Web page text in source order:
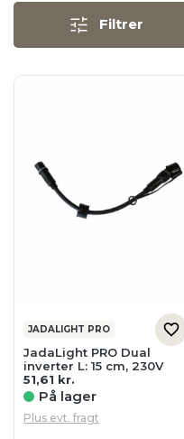
Filtrer
JADALIGHT PRO
JadaLight PRO Dual
inverter L: 15 cm, 230V
51,61 kr.
På lager
Plus evt. fragt